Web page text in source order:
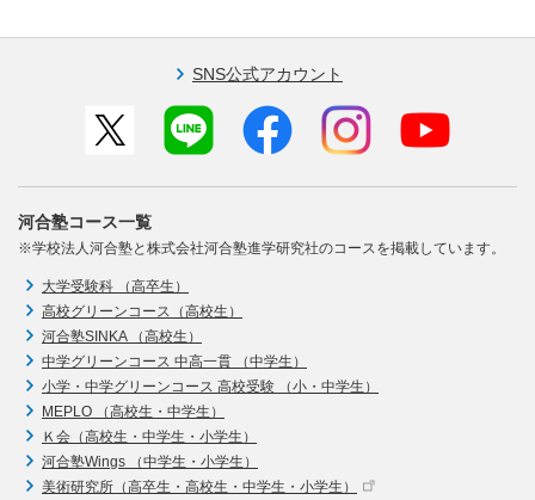
SNS公式アカウント
河合塾コース一覧
※学校法人河合塾と株式会社河合塾進学研究社のコースを掲載しています。
大学受験科 （高卒生）
高校グリーンコース（高校生）
河合塾SINKA （高校生）
中学グリーンコース 中高一貫 （中学生）
小学・中学グリーンコース 高校受験 （小・中学生）
MEPLO （高校生・中学生）
Ｋ会（高校生・中学生・小学生）
河合塾Wings （中学生・小学生）
美術研究所（高卒生・高校生・中学生・小学生）